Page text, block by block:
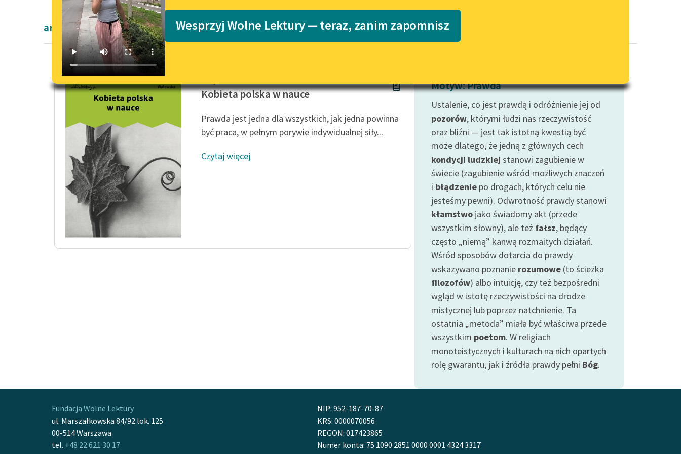
niepełnosprawnościami
literatury do słuchania dla
uczennic i uczniów z
niepełnosprawnościami
Katalog
Katalog w formacie PDF
wrażliwych
Deklaracja dostępności
Wesprzyj Wolne Lektury — teraz, zanim zapomnisz
artykuły naukowe Cecylii Walewskiej
Kobieta polska w nauce
Prawda jest jedna dla wszystkich, jak jedna powinna
być praca, w pełnym porywie indywidualnej siły...
Czytaj więcej
Motyw: Prawda
Ustalenie, co jest prawdą i odróżnienie jej od
pozorów, którymi łudzi nas rzeczywistość
oraz bliźni — jest tak istotną kwestią być
może dlatego, że jedną z głównych cech
kondycji ludzkiej stanowi zagubienie w
świecie (zagubienie wśród możliwych znaczeń
i błądzenie po drogach, których celu nie
jesteśmy pewni). Odwrotność prawdy stanowi
kłamstwo jako świadomy akt (przede
wszystkim słowny), ale też fałsz, będący
często „niemą” kanwą rozmaitych działań.
Wśród sposobów dotarcia do prawdy
wskazywano poznanie rozumowe (to ścieżka
filozofów) albo intuicję, czy też bezpośredni
wgląd w istotę rzeczywistości na drodze
mistycznej lub poprzez natchnienie. Ta
ostatnia „metoda” miała być właściwa przede
wszystkim poetom. W religiach
monoteistycznych i kulturach na nich opartych
rolę gwarantu, jak i źródła prawdy pełni Bóg.
Fundacja Wolne Lektury
ul. Marszałkowska 84/92 lok. 125
00-514 Warszawa
tel. +48 22 621 30 17
NIP: 952-187-70-87
KRS: 0000070056
REGON: 017423865
Numer konta: 75 1090 2851 0000 0001 4324 3317